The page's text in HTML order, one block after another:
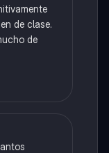
de clase.
de